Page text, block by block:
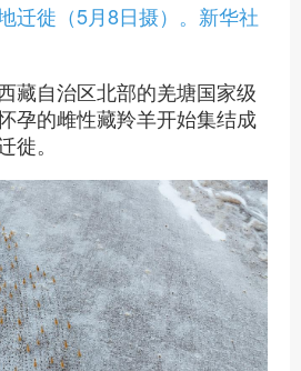
迁徙（5月8日摄）。新华社
自治区北部的羌塘国家级
孕的雌性藏羚羊开始集结成
徙。